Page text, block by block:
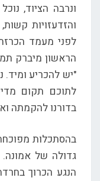
ונרבה הציוד,
והזדעזויות
לפני מעמד
הראשון מיברק
"יש להכריע ומיד.
לתוכם תקום
בדורנו להקמתה
בהסתכלות
גדולה של אמונה.
הנגע הכרוך